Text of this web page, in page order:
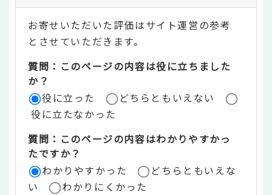
テ
ン
ツ
評
価
リ
ア
お寄せいただいた評価はサイト運営の参考
とさせていただきます。
質問：このページの内容は役に立ちました
か？
役に立った
どちらともいえない
役に立たなかった
質問：このページの内容はわかりやすかっ
たですか？
わかりやすかった
どちらともいえな
い
わかりにくかった